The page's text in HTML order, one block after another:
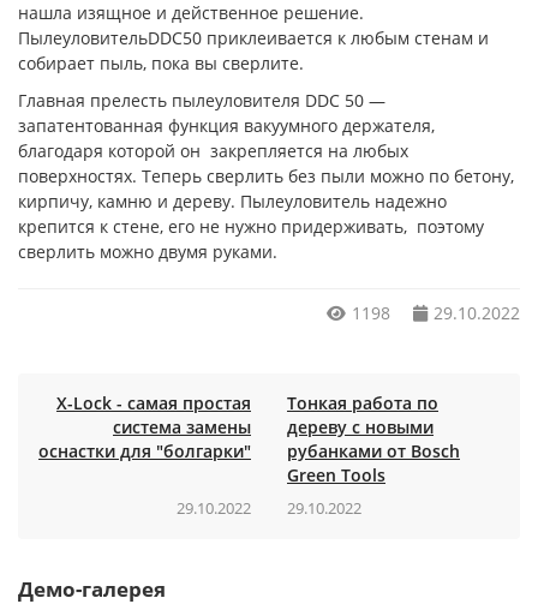
нашла изящное и действенное решение.
ПылеуловительDDC50 приклеивается к любым стенам и
собирает пыль, пока вы сверлите.
Главная прелесть пылеуловителя DDC 50 —
запатентованная функция вакуумного держателя,
благодаря которой он закрепляется на любых
поверхностях. Теперь сверлить без пыли можно по бетону,
кирпичу, камню и дереву. Пылеуловитель надежно
крепится к стене, его не нужно придерживать, поэтому
сверлить можно двумя руками.
1198 29.10.2022
X-Lock - cамая простая
система замены
оснастки для "болгарки"
29.10.2022
Тонкая работа по
дереву с новыми
рубанками от Bosch
Green Tools
29.10.2022
Демо-галерея